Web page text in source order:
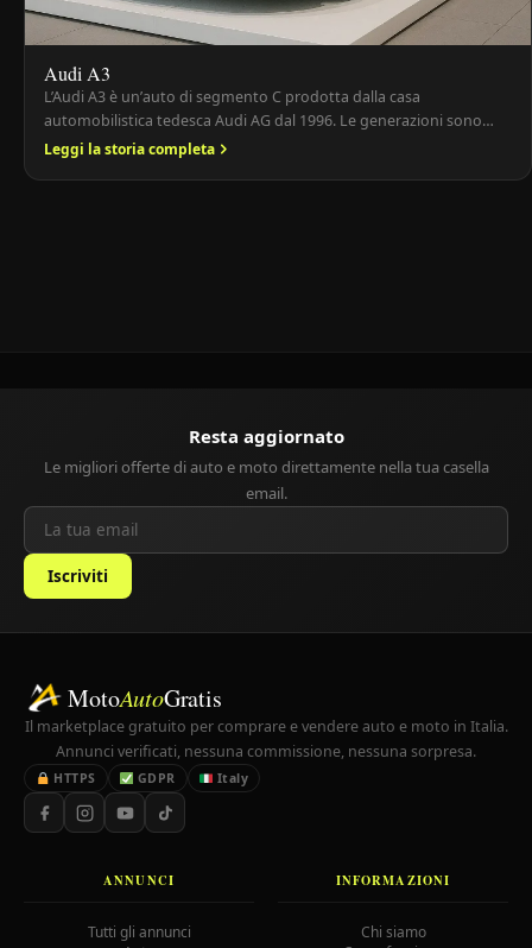
Audi A3
L’Audi A3 è un’auto di segmento C prodotta dalla casa
automobilistica tedesca Audi AG dal 1996. Le generazioni sono
quattro: la prima (8L) dal 1996 al 2003, la seconda (8P/8PA) dal
Leggi la storia completa
Resta aggiornato
Le migliori offerte di auto e moto direttamente nella tua casella
email.
Iscriviti
MotoAutoGratis
Il marketplace gratuito per comprare e vendere auto e moto in Italia.
Annunci verificati, nessuna commissione, nessuna sorpresa.
HTTPS GDPR Italy
ANNUNCI
Tutti gli annunci
INFORMAZIONI
Chi siamo